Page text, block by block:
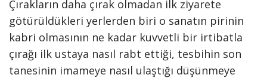
Çırakların daha çırak olmadan ilk ziyarete
götürüldükleri yerlerden biri o sanatın pirinin
kabri olmasının ne kadar kuvvetli bir irtibatla
çırağı ilk ustaya nasıl rabt ettiği, tesbihin son
tanesinin imameye nasıl ulaştığı düşünmeye